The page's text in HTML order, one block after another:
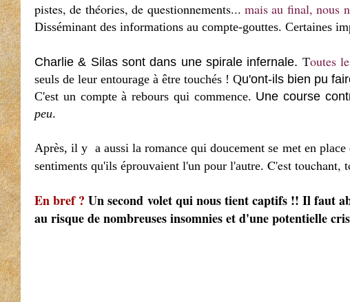
pistes, de théories, de questionnements...mais au final, nous
Disséminant des informations au compte-gouttes. Certaines
Charlie & Silas sont dans une spirale infernale. Toutes
seuls de leur entourage à être touchés ! Qu'ont-ils bien pu
C'est un compte à rebours qui commence. Une course
peu.
Après, il y a aussi la romance qui doucement se met en
sentiments qu'ils éprouvaient l'un pour l'autre. C'est touchant,
En bref ? Un second volet qui nous tient captifs !! Il faut
au risque de nombreuses insomnies et d'une potentielle